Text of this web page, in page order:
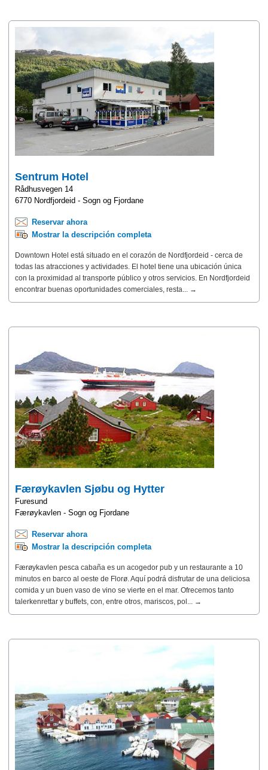
Sentrum Hotel
Rådhusvegen 14
6770 Nordfjordeid - Sogn og Fjordane
Reservar ahora
Mostrar la descripción completa
Downtown Hotel está situado en el corazón de Nordfjordeid - cerca de
todas las atracciones y actividades. El hotel tiene una ubicación única
con la proximidad al transporte público y otros servicios. En Nordfjordeid
encontrar buenas oportunidades comerciales, resta... →
Færøykavlen Sjøbu og Hytter
Furesund
Færøykavlen - Sogn og Fjordane
Reservar ahora
Mostrar la descripción completa
Færøykavlen pesca cabaña es un acogedor pub y un restaurante a 10
minutos en barco al oeste de Florø. Aquí podrá disfrutar de una deliciosa
comida y un buen vaso de vino se vierte en el mar. Ofrecemos tanto
talerkenrettar y buffets, con, entre otros, mariscos, pol... →